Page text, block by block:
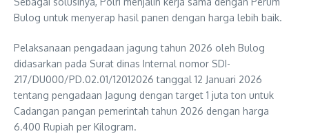
Bulog untuk menyerap hasil panen dengan harga lebih baik.
Pelaksanaan pengadaan jagung tahun 2026 oleh Bulog
didasarkan pada Surat dinas Internal nomor SDI-
217/DU000/PD.02.01/12012026 tanggal 12 Januari 2026
tentang pengadaan Jagung dengan target 1 juta ton untuk
Cadangan pangan pemerintah tahun 2026 dengan harga
6.400 Rupiah per Kilogram.